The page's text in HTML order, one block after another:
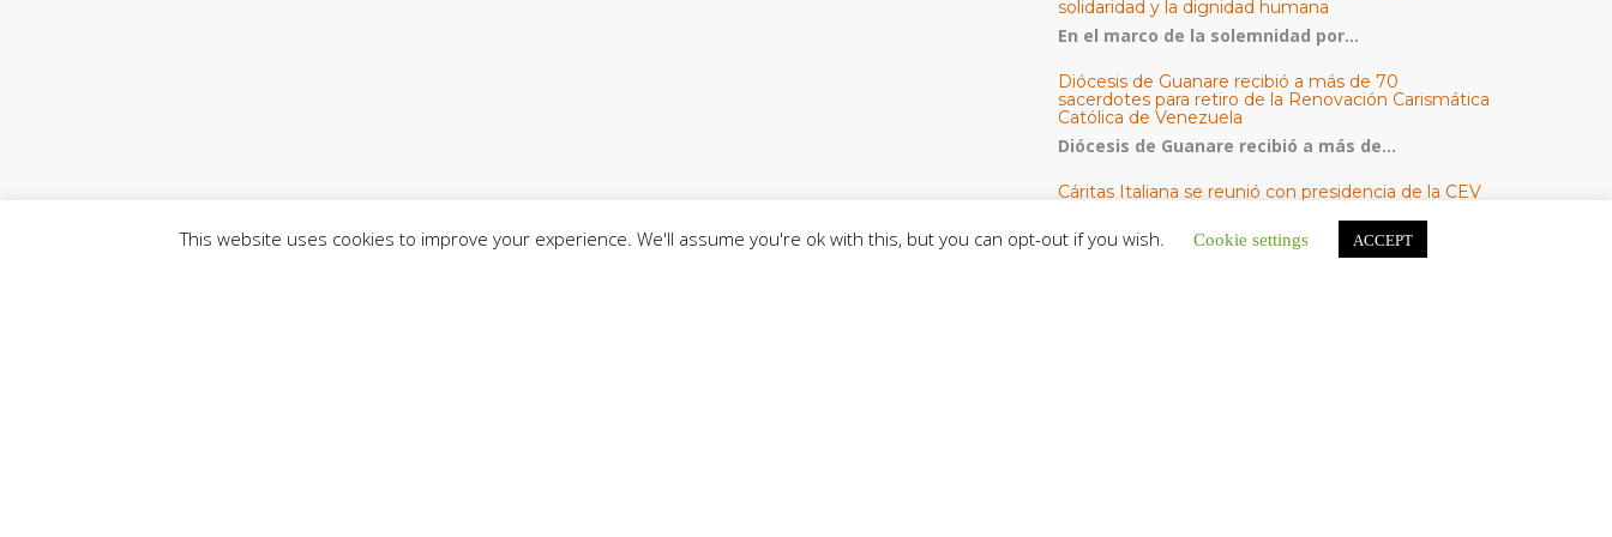
solidaridad y la dignidad humana
En el marco de la solemnidad por...
Diócesis de Guanare recibió a más de 70
sacerdotes para retiro de la Renovación Carismática
Católica de Venezuela
Diócesis de Guanare recibió a más de...
Cáritas Italiana se reunió con presidencia de la CEV
humanitario por terremotos del 24 de junio
Una delegación encabezada por el padre Marco...
This website uses cookies to improve your experience. We'll assume you're ok with this, but you can opt-out if you wish. Cookie settings ACCEPT